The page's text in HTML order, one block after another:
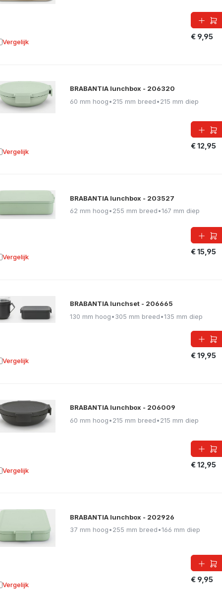
€ 9,95
Vergelijk aan vergelijking
BRABANTIA lunchbox - 206320
60 mm hoog•215 mm breed•215 mm diep
€ 12,95
Vergelijk aan vergelijking
BRABANTIA lunchbox - 203527
62 mm hoog•255 mm breed•167 mm diep
€ 15,95
Vergelijk aan vergelijking
BRABANTIA lunchset - 206665
130 mm hoog•305 mm breed•135 mm diep
€ 19,95
Vergelijk aan vergelijking
BRABANTIA lunchbox - 206009
60 mm hoog•215 mm breed•215 mm diep
€ 12,95
Vergelijk aan vergelijking
BRABANTIA lunchbox - 202926
37 mm hoog•255 mm breed•166 mm diep
€ 9,95
Vergelijk aan vergelijking